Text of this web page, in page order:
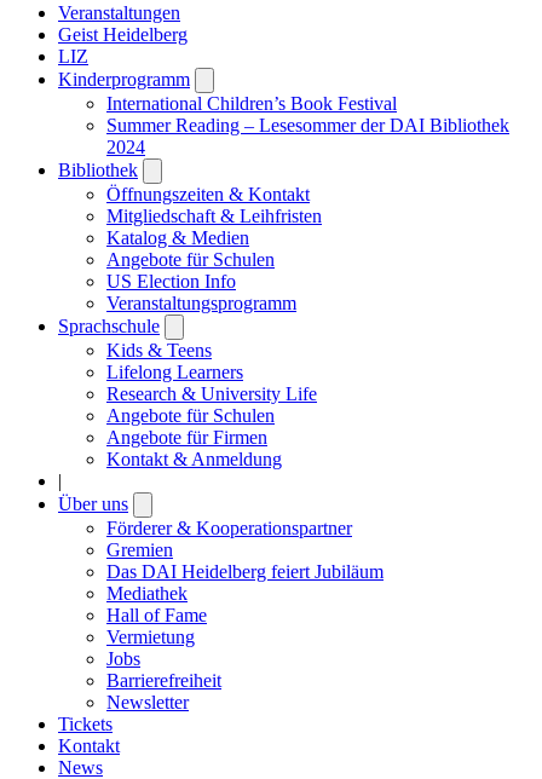
Veranstaltungen
Geist Heidelberg
LIZ
Kinderprogramm
submenu
International Children’s Book Festival
Summer Reading – Lesesommer der DAI Bibliothek
2024
Bibliothek
submenu
Öffnungszeiten & Kontakt
Mitgliedschaft & Leihfristen
Katalog & Medien
Angebote für Schulen
US Election Info
Veranstaltungsprogramm
Sprachschule
submenu
Kids & Teens
Lifelong Learners
Research & University Life
Angebote für Schulen
Angebote für Firmen
Kontakt & Anmeldung
|
Über uns
submenu
Förderer & Kooperationspartner
Gremien
Das DAI Heidelberg feiert Jubiläum
Mediathek
Hall of Fame
Vermietung
Jobs
Barrierefreiheit
Newsletter
Tickets
Kontakt
News